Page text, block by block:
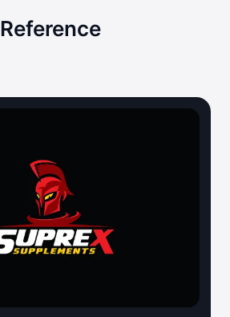
Reference